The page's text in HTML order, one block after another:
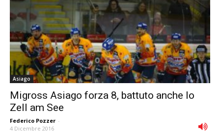
Asiago
Migross Asiago forza 8, battuto anche lo
Zell am See
Federico Pozzer -
4 Dicembre 2016